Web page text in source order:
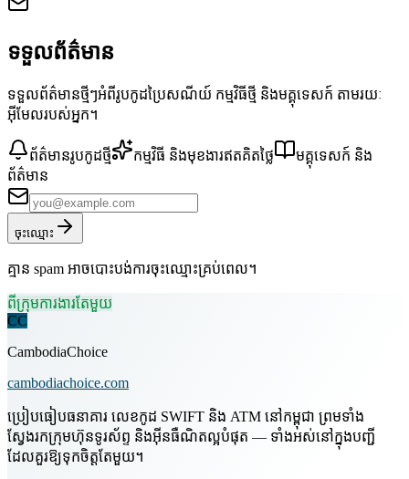
ទទួលព័ត៌មាន
ទទួលព័ត៌មានថ្មីៗអំពីរូបកូដប្រៃសណីយ៍ កម្មវិធីថ្មី និងមគ្គុទេសក៍ តាមរយៈ
អ៊ីមែលរបស់អ្នក។
ព័ត៌មានរូបកូដថ្មី កម្មវិធី និងមុខងារឥតគិតថ្លៃ
មគ្គុទេសក៍ និង
ព័ត៌មាន
ចុះឈ្មោះ
គ្មាន spam អាចបោះបង់ការចុះឈ្មោះគ្រប់ពេល។
ពីក្រុមការងារតែមួយ
CC
CambodiaChoice
cambodiachoice.com
ប្រៀបធៀបធនាគារ លេខកូដ SWIFT និង ATM នៅកម្ពុជា ព្រមទាំង
ស្វែងរកក្រុមហ៊ុនទូរស័ព្ទ និងអ៊ីនធឺណិតល្អបំផុត — ទាំងអស់នៅក្នុងបញ្ជី
ដែលគួរឱ្យទុកចិត្តតែមួយ។